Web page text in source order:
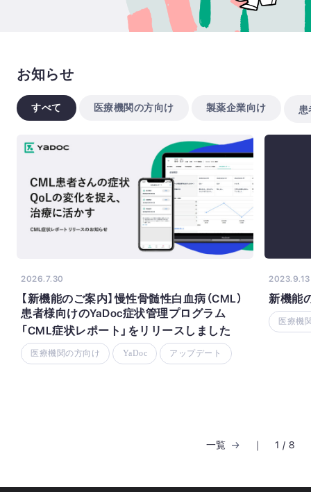
お知らせ
すべて 医療機関の方向け 製薬企業向け 患
2026.7.30
【新機能のご案内】慢性骨髄性白血病（CML）
患者様向けのYaDoc症状管理プログラム
「CML症状レポート」をリリースしました
医療機関の方向け YaDoc アップデート
2023.9.13
新機能
医療機
一覧 ｜ 1 / 8